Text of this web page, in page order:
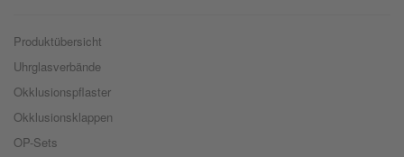
Produktübersicht
Uhrglasverbände
Okklusionspflaster
Okklusionsklappen
OP-Sets